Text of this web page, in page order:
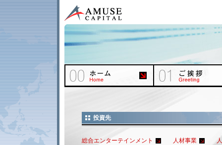
投資先
総合エンターテインメント 人材事業